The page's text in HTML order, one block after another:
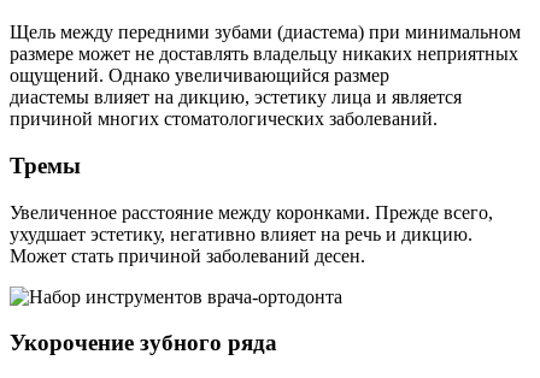
Щель между передними зубами (диастема) при минимальном
размере может не доставлять владельцу никаких неприятных
ощущений. Однако увеличивающийся размер
диастемы влияет на дикцию, эстетику лица и является
причиной многих стоматологических заболеваний.
Тремы
Увеличенное расстояние между коронками. Прежде всего,
ухудшает эстетику, негативно влияет на речь и дикцию.
Может стать причиной заболеваний десен.
Укорочение зубного ряда